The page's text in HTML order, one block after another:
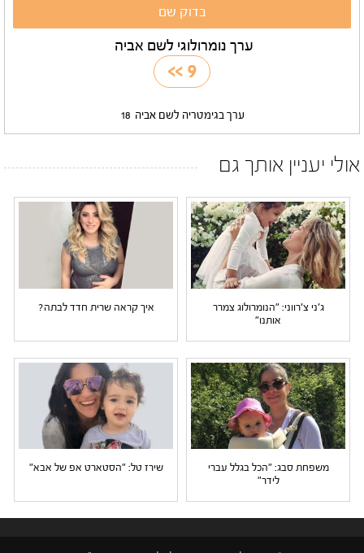
ערך נומרולוגי לשם אביה
9
>>
ערך בגימטריה לשם אביה 18
אולי יעניין אותך גם
ג'ני צ'רווני: "הנומרולוג צמרר
אותנו"
איך קראה שרית חדד לבתה?
משפחת סבג: "הכל בגלל עברי
לידר"
שירז טל: "הסטארט אפ של אבא"